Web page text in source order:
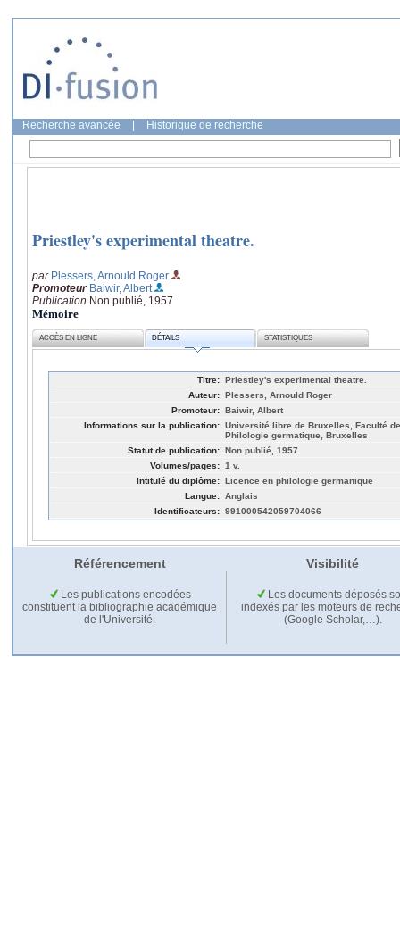
Recherche avancée Historique de recherche
Priestley's experimental theatre.
par Plessers, Arnould Roger
Promoteur Baiwir, Albert
Publication Non publié, 1957
Mémoire
ACCÈS EN LIGNE DÉTAILS STATISTIQUES
Titre: Priestley's experimental theatre.
Auteur: Plessers, Arnould Roger
Promoteur: Baiwir, Albert
Informations sur la publication: Université libre de Bruxelles, Faculté
Philologie germatique, Bruxelles
Statut de publication: Non publié, 1957
Volumes/pages: 1 v.
Intitulé du diplôme: Licence en philologie germanique
Langue: Anglais
Identificateurs: 991000542059704066
Référencement Visibilité
Les publications encodées
constituent la bibliographie académique
de l'Université.
Les documents déposés
indexés par les moteurs de
(Google Scholar,…).